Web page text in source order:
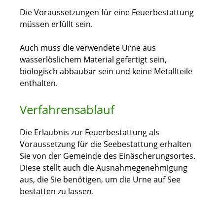
Die Voraussetzungen für eine Feuerbestattung
müssen erfüllt sein.
Auch muss die verwendete Urne aus
wasserlöslichem Material gefertigt sein,
biologisch abbaubar sein und keine Metallteile
enthalten.
Verfahrensablauf
Die Erlaubnis zur Feuerbestattung als
Voraussetzung für die Seebestattung erhalten
Sie von der Gemeinde des Einäscherungsortes.
Diese stellt auch die Ausnahmegenehmigung
aus, die Sie benötigen, um die Urne auf See
bestatten zu lassen.